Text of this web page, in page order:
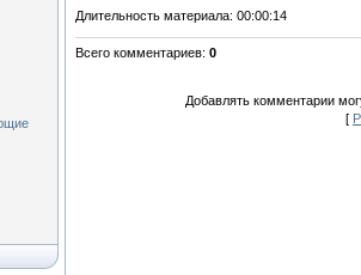
Длительность материала: 00:00:14
Всего комментариев: 0
Добавлять комментарии
[